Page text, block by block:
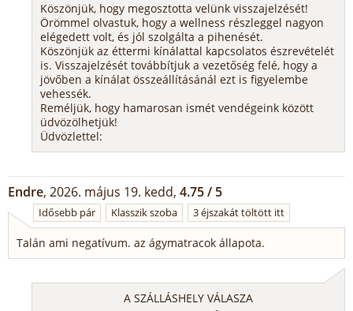
Köszönjük, hogy megosztotta velünk visszajelzését!
Örömmel olvastuk, hogy a wellness részleggel nagyon
elégedett volt, és jól szolgálta a pihenését.
Köszönjük az éttermi kínálattal kapcsolatos észrevételét
is. Visszajelzését továbbítjuk a vezetőség felé, hogy a
jövőben a kínálat összeállításánál ezt is figyelembe
vehessék.
Reméljük, hogy hamarosan ismét vendégeink között
üdvözölhetjük!
Üdvözlettel:
Endre, 2026. május 19. kedd, 4.75 / 5
Idősebb pár Klasszik szoba 3 éjszakát töltött itt
Talán ami negatívum. az ágymatracok állapota.
A SZÁLLÁSHELY VÁLASZA